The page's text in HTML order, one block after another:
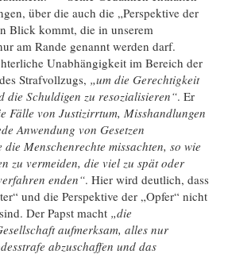
über die auch die „Perspektive der
Blick kommt, die in unserem
am Rande genannt werden darf.
Unabhängigkeit im Bereich der
Strafvollzugs, „um die Gerechtigkeit
die Schuldigen zu resozialisieren“. Er
Fälle von Justizirrtum, Misshandlungen
Anwendung von Gesetzen
die Menschenrechte missachten, so wie
zu vermeiden, die viel zu spät oder
enden“. Hier wird deutlich, dass
und die Perspektive der „Opfer“ nicht
Der Papst macht „die
aufmerksam, alles nur
abzuschaffen und das